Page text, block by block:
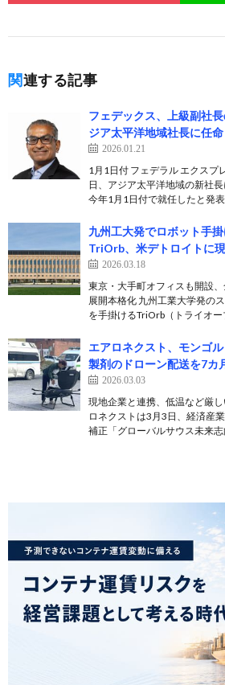
関連する記事
フェデックス、上級副社
ジア太平洋地域社長に任命
2026.01.21
1月1日付 フェデラル エクス
日、アジア太平洋地域の新社
今年1月1日付で就任したと発
九州工大発でロボット手
TriOrb、米デトロイトに
2026.03.18
東京・大手町オフィスも開設
展開本格化 九州工業大学発の
を手掛けるTriOrb（トライオ
エアロネクスト、モンゴ
製剤のドローン配送を7カ
2026.03.03
現地企業と連携、低温など厳
ロネクストは3月3日、経済産
補正「グローバルサウス未来